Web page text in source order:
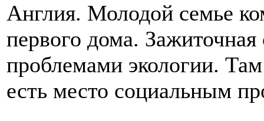
Англия. Молодой семье
первого дома.
проблемами экологии. Там
есть место социальным